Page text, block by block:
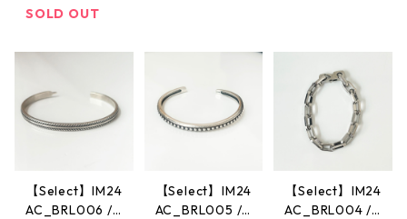
SOLD OUT
【Select】IM24
AC_BRL006 /
【Select】IM24
AC_BRL005 /
【Select】IM24
AC_BRL004 /